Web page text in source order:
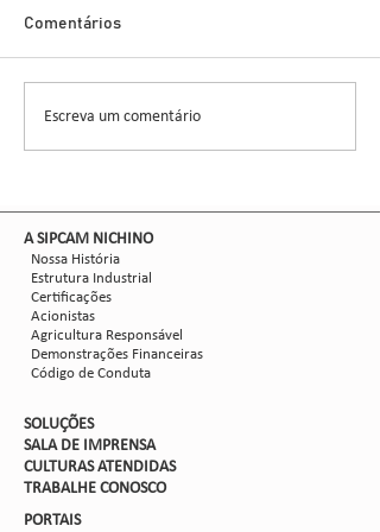
Nova safra de milho:
como mitigar as perdas
Comentários
Escreva um comentário
​A SIPCAM NICHINO
Nossa História
Estrutura Industrial
Certificações
Acionistas
Agricultura Responsável
Demonstrações Financeiras
Código de Conduta
SOLUÇÕES
SALA DE IMPRENSA
CULTURAS ATENDIDAS
TRABALHE CONOSCO
PORTAIS